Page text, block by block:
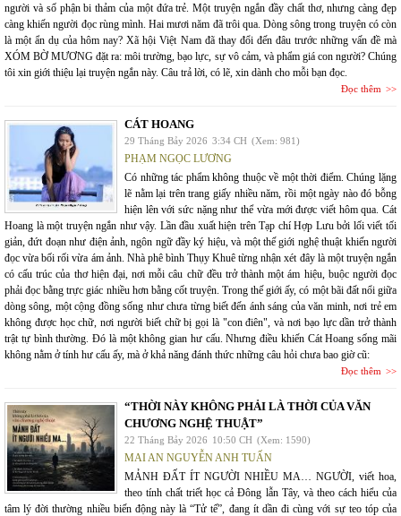
người và số phận bi thảm của một đứa trẻ. Một truyện ngắn đầy chất thơ, nhưng càng đẹp
càng khiến người đọc rùng mình. Hai mươi năm đã trôi qua. Dòng sông trong truyện có còn
là một ẩn dụ của hôm nay? Xã hội Việt Nam đã thay đổi đến đâu trước những vấn đề mà
XÓM BỜ MƯƠNG đặt ra: môi trường, bạo lực, sự vô cảm, và phẩm giá con người? Chúng
tôi xin giới thiệu lại truyện ngắn này. Câu trả lời, có lẽ, xin dành cho mỗi bạn đọc.
Đọc thêm
CÁT HOANG
29 Tháng Bảy 2026 3:34 CH (Xem: 981)
PHẠM NGỌC LƯƠNG
Có những tác phẩm không thuộc về một thời điểm. Chúng lặng
lẽ nằm lại trên trang giấy nhiều năm, rồi một ngày nào đó bỗng
hiện lên với sức nặng như thể vừa mới được viết hôm qua. Cát
Hoang là một truyện ngắn như vậy. Lần đầu xuất hiện trên Tạp chí Hợp Lưu bởi lối viết tối
giản, đứt đoạn như điện ảnh, ngôn ngữ đầy ký hiệu, và một thế giới nghệ thuật khiến người
đọc vừa bối rối vừa ám ảnh. Nhà phê bình Thụy Khuê từng nhận xét đây là một truyện ngắn
có cấu trúc của thơ hiện đại, nơi mỗi câu chữ đều trở thành một ám hiệu, buộc người đọc
phải đọc bằng trực giác nhiều hơn bằng cốt truyện. Trong thế giới ấy, có một bãi đất nổi giữa
dòng sông, một cộng đồng sống như chưa từng biết đến ánh sáng của văn minh, nơi trẻ em
không được học chữ, nơi người biết chữ bị gọi là "con điên", và nơi bạo lực dần trở thành
trật tự bình thường. Đó là một không gian hư cấu. Nhưng điều khiến Cát Hoang sống mãi
không nằm ở tính hư cấu ấy, mà ở khả năng đánh thức những câu hỏi chưa bao giờ cũ:
Đọc thêm
“THỜI NÀY KHÔNG PHẢI LÀ THỜI CỦA VĂN
CHƯƠNG NGHỆ THUẬT”
22 Tháng Bảy 2026 10:50 CH (Xem: 1590)
MAI AN NGUYỄN ANH TUẤN
MẢNH ĐẤT ÍT NGƯỜI NHIỀU MA… NGƯỜI, viết hoa,
theo tính chất triết học cả Đông lẫn Tây, và theo cách hiểu của
tâm lý đời thường nhiều biến động này là “Tử tế”, đang ít dần đi cùng với sự teo tóp của